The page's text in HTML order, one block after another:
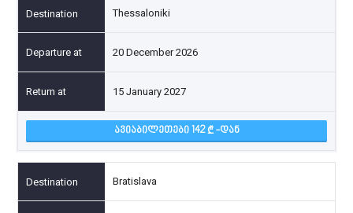
Thessaloniki
20 December 2026
15 January 2027
ᲐᲕᲘᲐᲑᲘᲚᲔᲗᲔᲑᲘ 142 -ᲓᲐᲜ
Bratislava